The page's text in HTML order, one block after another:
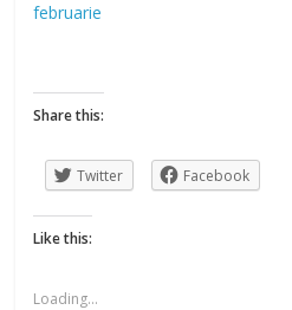
februarie
Share this:
Twitter Facebook
Like this:
Loading...